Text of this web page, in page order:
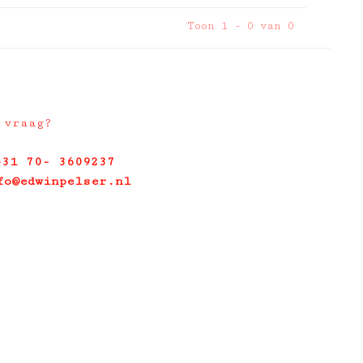
Toon 1 - 0 van 0
70- 3609237